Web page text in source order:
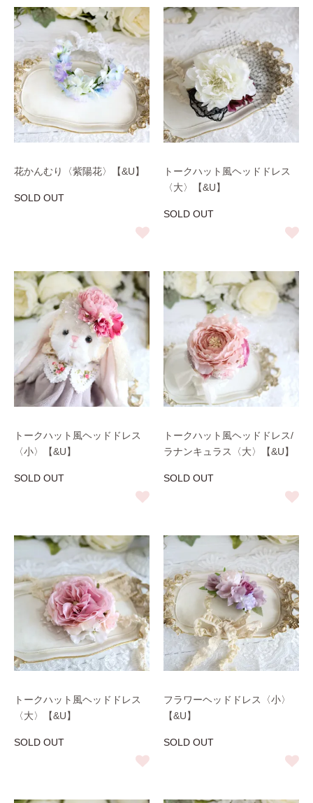
花かんむり〈紫陽花〉【&U】
SOLD OUT
トークハット風ヘッドドレス
〈大〉【&U】
SOLD OUT
トークハット風ヘッドドレス
〈小〉【&U】
SOLD OUT
トークハット風ヘッドドレス/
ラナンキュラス〈大〉【&U】
SOLD OUT
トークハット風ヘッドドレス
〈大〉【&U】
SOLD OUT
フラワーヘッドドレス〈小〉
【&U】
SOLD OUT